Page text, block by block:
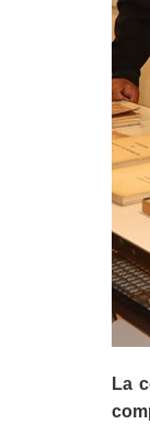
La